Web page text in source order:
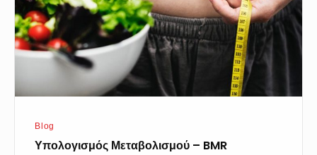
Blog
Υπολογισμός Μεταβολισμού – BMR